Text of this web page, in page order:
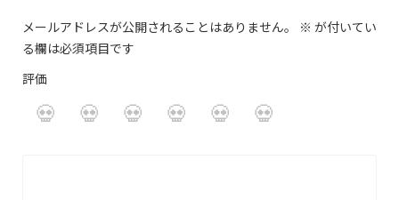
メールアドレスが公開されることはありません。 ※ が付いてい
る欄は必須項目です
評価